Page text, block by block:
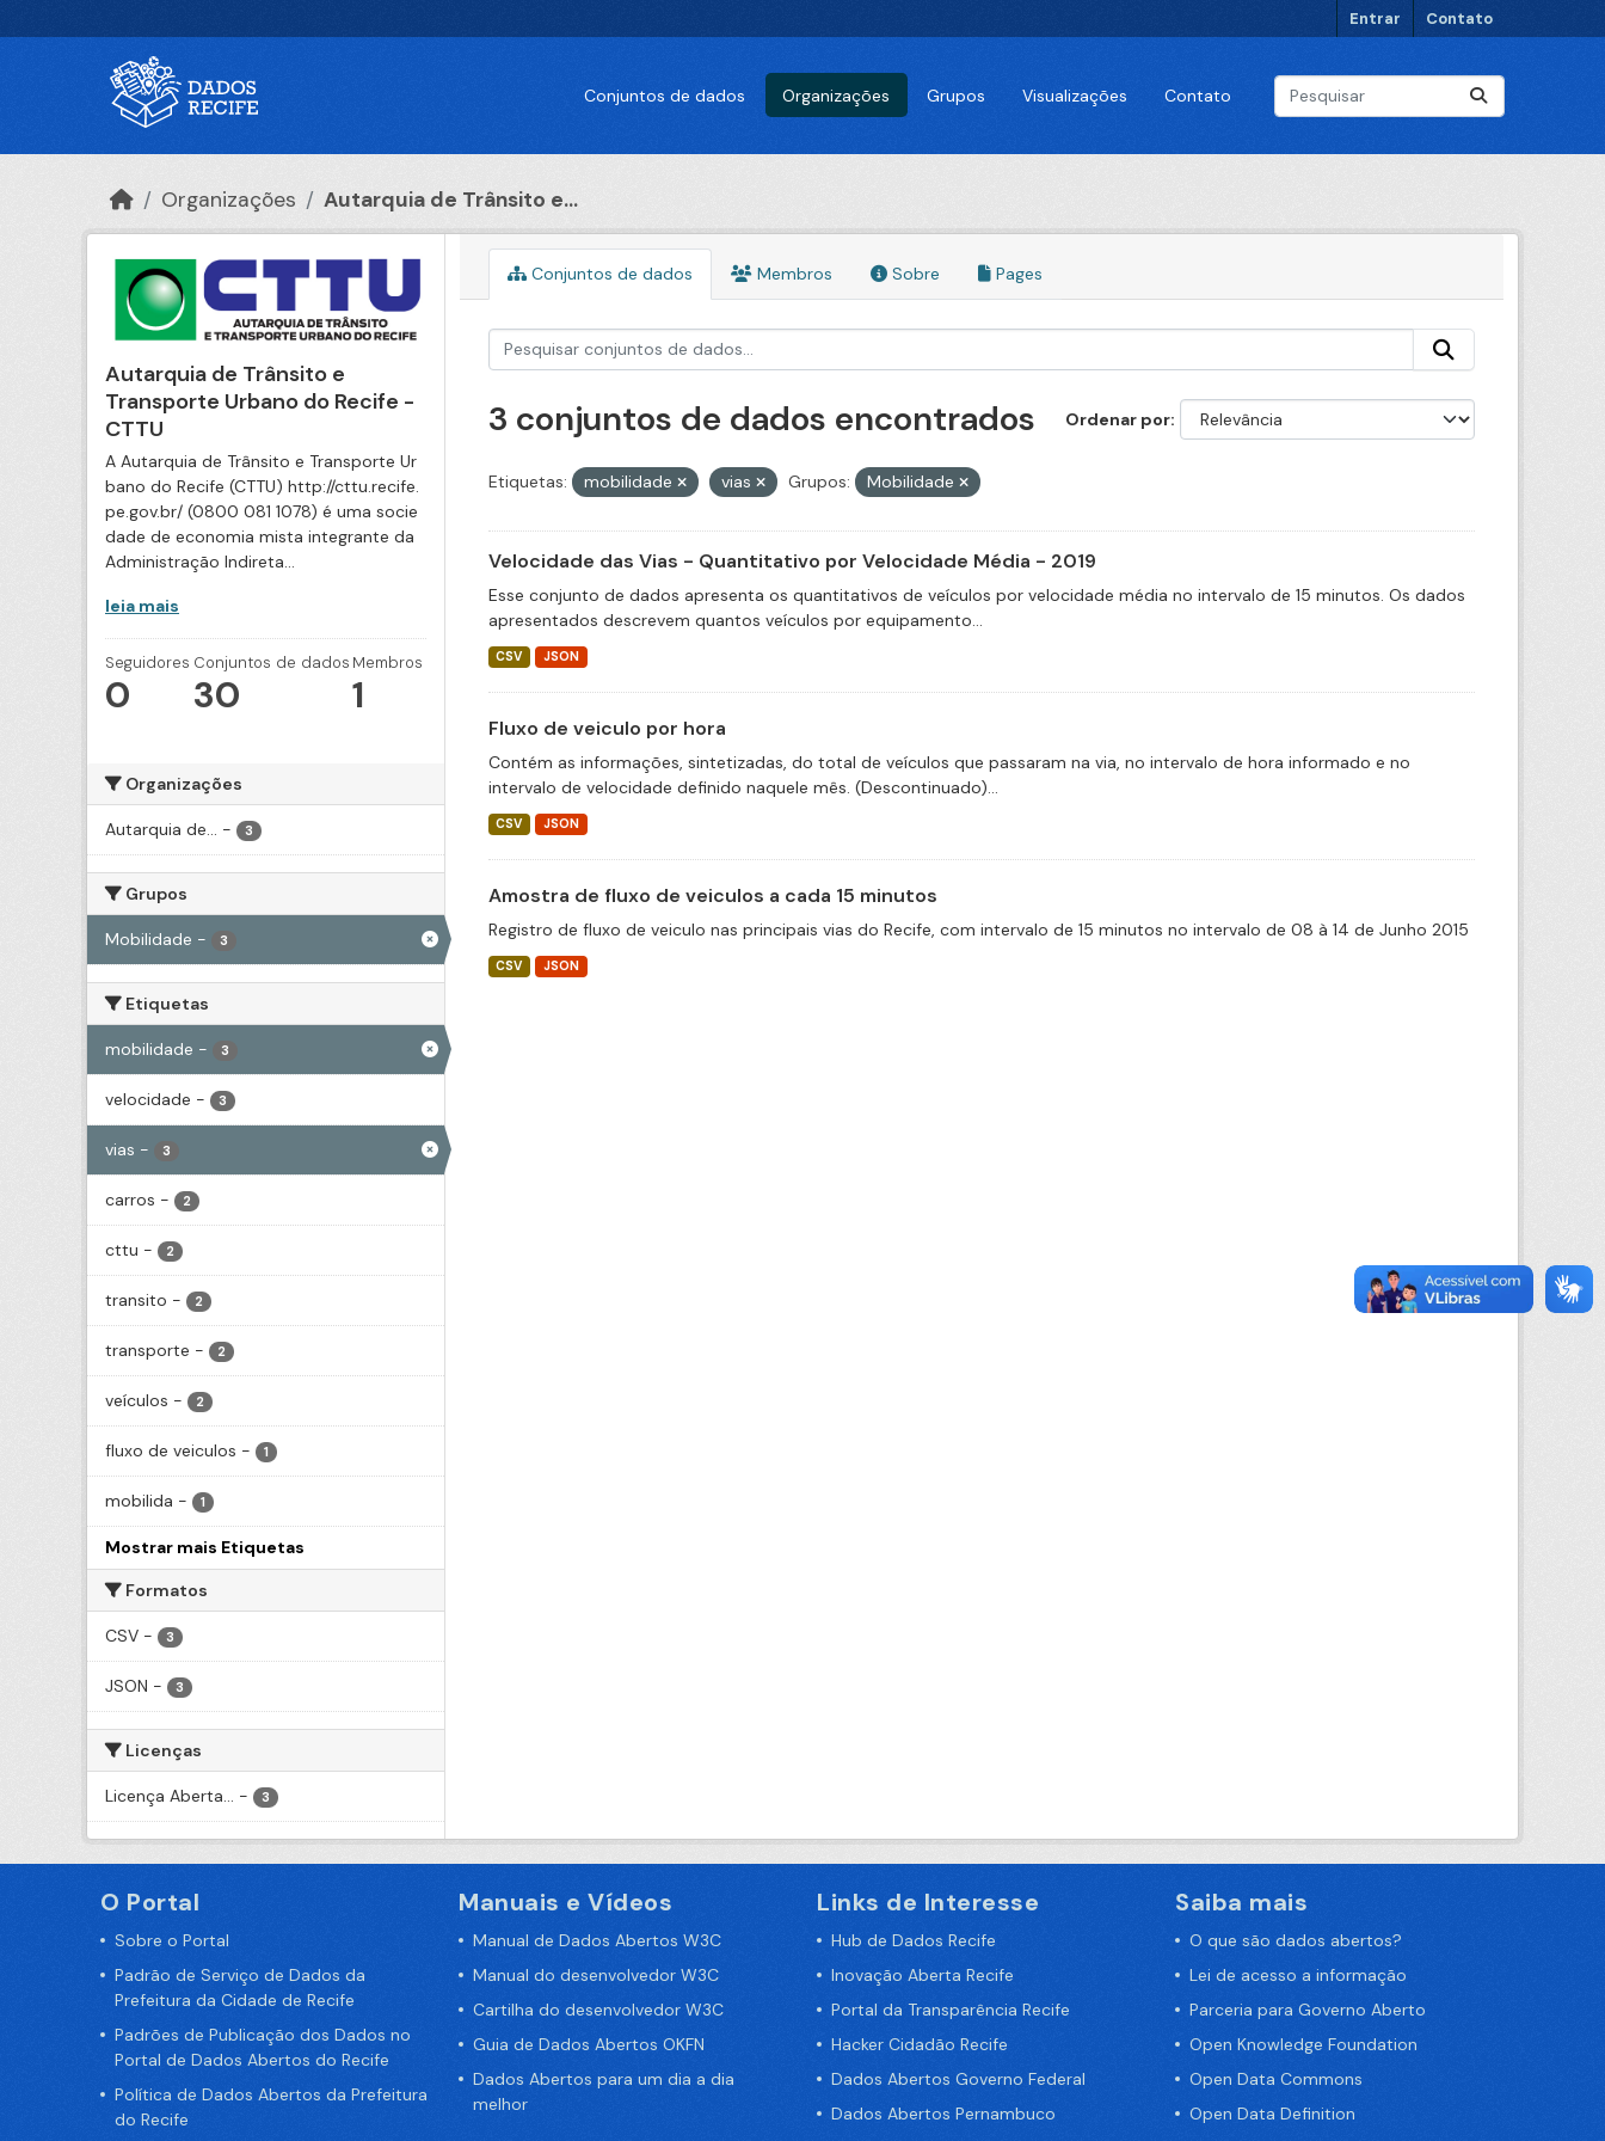
Entrar Contato
Conjuntos de dados Organizações Grupos Visualizações Contato
Organizações Autarquia de Trânsito e...
Autarquia de Trânsito e
Transporte Urbano do Recife -
CTTU
A Autarquia de Trânsito e Transporte Ur
bano do Recife (CTTU) http://cttu.recife.
pe.gov.br/ (0800 081 1078) é uma socie
dade de economia mista integrante da
Administração Indireta...
leia mais
Seguidores
0
Conjuntos de dados
30
Membros
1
Organizações
Autarquia de... - 3
Grupos
Mobilidade - 3
Etiquetas
mobilidade - 3
velocidade - 3
vias - 3
carros - 2
cttu - 2
transito - 2
transporte - 2
veículos - 2
fluxo de veiculos - 1
mobilida - 1
Mostrar mais Etiquetas
Formatos
CSV - 3
JSON - 3
Licenças
Licença Aberta... - 3
Conjuntos de dados Membros Sobre Pages
Ordenar por
3 conjuntos de dados encontrados
Etiquetas: mobilidade vias Grupos: Mobilidade
Velocidade das Vias - Quantitativo por Velocidade Média - 2019
Esse conjunto de dados apresenta os quantitativos de veículos por velocidade média no intervalo de 15 minutos. Os dados
apresentados descrevem quantos veículos por equipamento...
CSV JSON
Fluxo de veiculo por hora
Contém as informações, sintetizadas, do total de veículos que passaram na via, no intervalo de hora informado e no
intervalo de velocidade definido naquele mês. (Descontinuado)...
CSV JSON
Amostra de fluxo de veiculos a cada 15 minutos
Registro de fluxo de veiculo nas principais vias do Recife, com intervalo de 15 minutos no intervalo de 08 à 14 de Junho 2015
CSV JSON
O Portal
Sobre o Portal
Padrão de Serviço de Dados da
Prefeitura da Cidade de Recife
Padrões de Publicação dos Dados no
Portal de Dados Abertos do Recife
Política de Dados Abertos da Prefeitura
do Recife
Manuais e Vídeos
Manual de Dados Abertos W3C
Manual do desenvolvedor W3C
Cartilha do desenvolvedor W3C
Guia de Dados Abertos OKFN
Dados Abertos para um dia a dia
melhor
Links de Interesse
Hub de Dados Recife
Inovação Aberta Recife
Portal da Transparência Recife
Hacker Cidadão Recife
Dados Abertos Governo Federal
Dados Abertos Pernambuco
Saiba mais
O que são dados abertos?
Lei de acesso a informação
Parceria para Governo Aberto
Open Knowledge Foundation
Open Data Commons
Open Data Definition